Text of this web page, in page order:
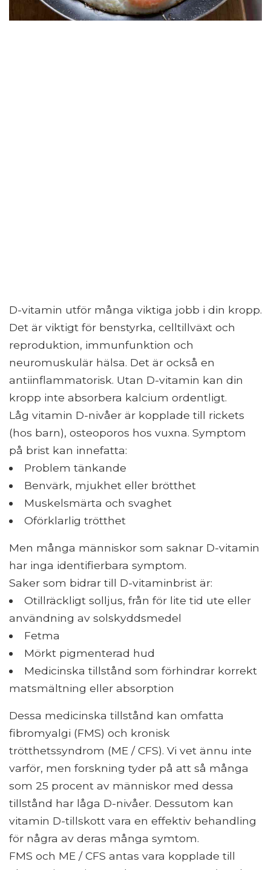
D-vitamin utför många viktiga jobb i din kropp.
Det är viktigt för benstyrka, celltillväxt och
reproduktion, immunfunktion och
neuromuskulär hälsa. Det är också en
antiinflammatorisk. Utan D-vitamin kan din
kropp inte absorbera kalcium ordentligt.
Låg vitamin D-nivåer är kopplade till rickets
(hos barn), osteoporos hos vuxna. Symptom
på brist kan innefatta:
Problem tänkande
Benvärk, mjukhet eller brötthet
Muskelsmärta och svaghet
Oförklarlig trötthet
Men många människor som saknar D-vitamin
har inga identifierbara symptom.
Saker som bidrar till D-vitaminbrist är:
Otillräckligt solljus, från för lite tid ute eller
användning av solskyddsmedel
Fetma
Mörkt pigmenterad hud
Medicinska tillstånd som förhindrar korrekt
matsmältning eller absorption
Dessa medicinska tillstånd kan omfatta
fibromyalgi (FMS) och kronisk
trötthetssyndrom (ME / CFS). Vi vet ännu inte
varför, men forskning tyder på att så många
som 25 procent av människor med dessa
tillstånd har låga D-nivåer. Dessutom kan
vitamin D-tillskott vara en effektiv behandling
för några av deras många symtom.
FMS och ME / CFS antas vara kopplade till